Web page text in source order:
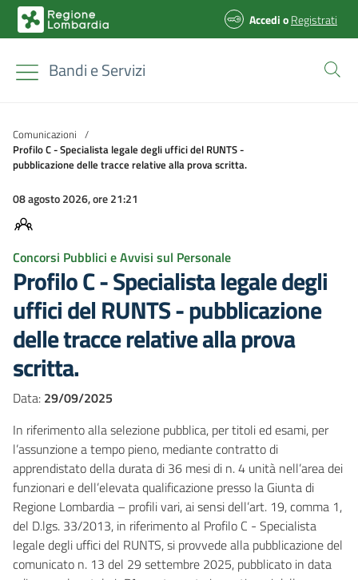
AccedioRegistrati
Bandi e Servizi
Comunicazioni /
Profilo C - Specialista legale degli uffici del RUNTS -
pubblicazione delle tracce relative alla prova scritta.
08 agosto 2026, ore 21:21
Concorsi Pubblici e Avvisi sul Personale
Profilo C - Specialista legale degli
uffici del RUNTS - pubblicazione
delle tracce relative alla prova
scritta.
Data: 29/09/2025
In riferimento alla selezione pubblica, per titoli ed esami, per
l’assunzione a tempo pieno, mediante contratto di
apprendistato della durata di 36 mesi di n. 4 unità nell’area dei
funzionari e dell’elevata qualificazione presso la Giunta di
Regione Lombardia – profili vari, ai sensi dell’art. 19, comma 1,
del D.lgs. 33/2013, in riferimento al Profilo C - Specialista
legale degli uffici del RUNTS, si provvede alla pubblicazione del
comunicato n. 13 del 29 settembre 2025, pubblicato in data